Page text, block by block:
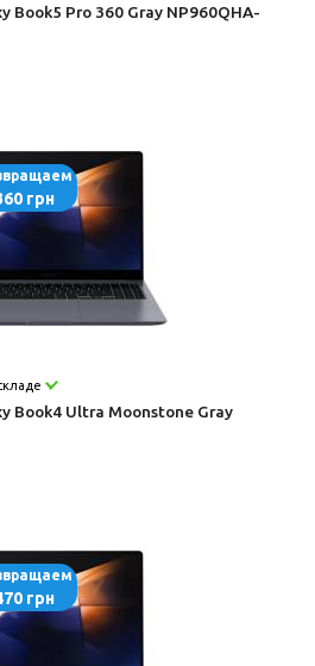
Book5 Pro 360 Gray NP960QHA-
грн
Book4 Ultra Moonstone Gray
грн